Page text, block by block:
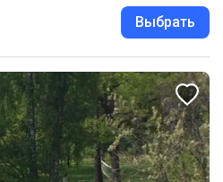
Выбрать